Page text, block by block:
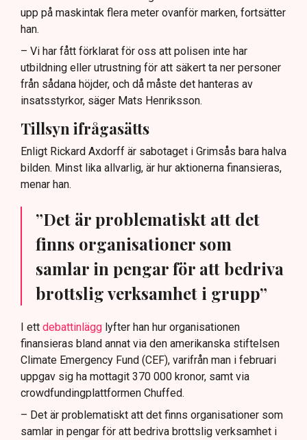
upp på maskintak flera meter ovanför marken, fortsätter
han.
– Vi har fått förklarat för oss att polisen inte har
utbildning eller utrustning för att säkert ta ner personer
från sådana höjder, och då måste det hanteras av
insatsstyrkor, säger Mats Henriksson.
Tillsyn ifrågasätts
Enligt Rickard Axdorff är sabotaget i Grimsås bara halva
bilden. Minst lika allvarlig, är hur aktionerna finansieras,
menar han.
”Det är problematiskt att det
finns organisationer som
samlar in pengar för att bedriva
brottslig verksamhet i grupp”
I ett debattinlägg lyfter han hur organisationen
finansieras bland annat via den amerikanska stiftelsen
Climate Emergency Fund (CEF), varifrån man i februari
uppgav sig ha mottagit 370 000 kronor, samt via
crowdfundingplattformen Chuffed.
– Det är problematiskt att det finns organisationer som
samlar in pengar för att bedriva brottslig verksamhet i